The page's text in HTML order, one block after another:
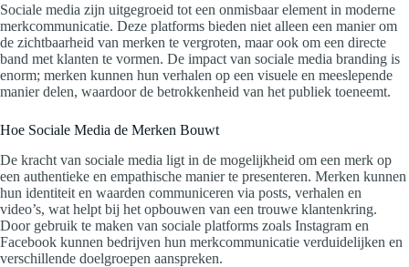
Sociale media zijn uitgegroeid tot een onmisbaar element in moderne
merkcommunicatie. Deze platforms bieden niet alleen een manier om
de zichtbaarheid van merken te vergroten, maar ook om een directe
band met klanten te vormen. De impact van sociale media branding is
enorm; merken kunnen hun verhalen op een visuele en meeslepende
manier delen, waardoor de betrokkenheid van het publiek toeneemt.
Hoe Sociale Media de Merken Bouwt
De kracht van sociale media ligt in de mogelijkheid om een merk op
een authentieke en empathische manier te presenteren. Merken kunnen
hun identiteit en waarden communiceren via posts, verhalen en
video’s, wat helpt bij het opbouwen van een trouwe klantenkring.
Door gebruik te maken van sociale platforms zoals Instagram en
Facebook kunnen bedrijven hun merkcommunicatie verduidelijken en
verschillende doelgroepen aanspreken.